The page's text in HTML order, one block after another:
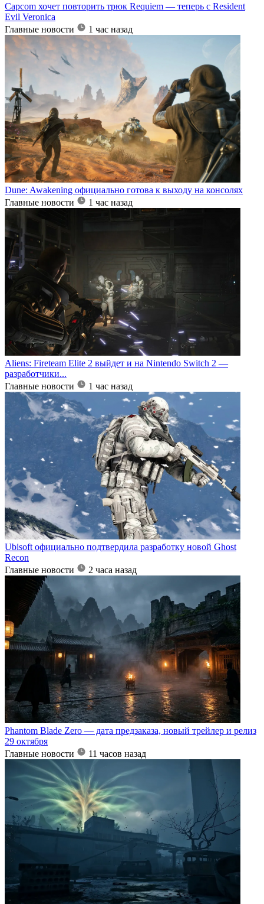
Capcom хочет повторить трюк Requiem — теперь с Resident
Evil Veronica
Главные новости
1 час назад
Dune: Awakening официально готова к выходу на консолях
Главные новости
1 час назад
Aliens: Fireteam Elite 2 выйдет и на Nintendo Switch 2 —
разработчики...
Главные новости
1 час назад
Ubisoft официально подтвердила разработку новой Ghost
Recon
Главные новости
2 часа назад
Phantom Blade Zero — дата предзаказа, новый трейлер и релиз
29 октября
Главные новости
11 часов назад